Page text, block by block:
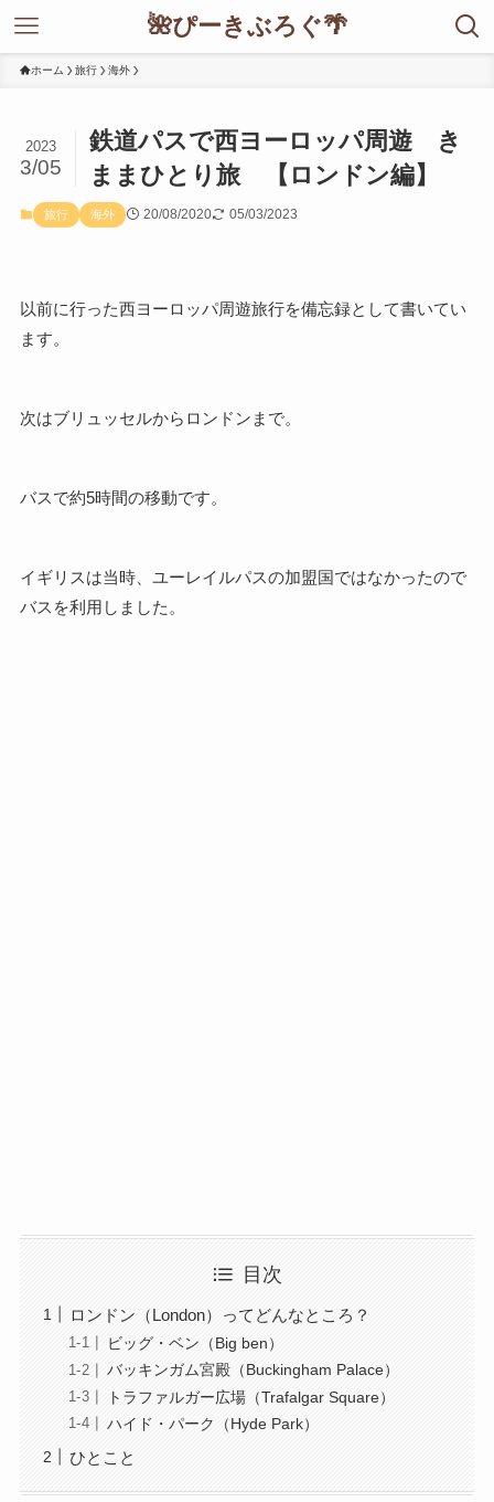
🌺ぴーきぶろぐ🌴
ホーム 旅行 海外
鉄道パスで西ヨーロッパ周遊 き
ままひとり旅 【ロンドン編】
2023
3/05
旅行 海外 20/08/2020 05/03/2023
以前に行った西ヨーロッパ周遊旅行を備忘録として書いてい
ます。
次はブリュッセルからロンドンまで。
バスで約5時間の移動です。
イギリスは当時、ユーレイルパスの加盟国ではなかったので
バスを利用しました。
目次
ロンドン（London）ってどんなところ？
ビッグ・ベン（Big ben）
バッキンガム宮殿（Buckingham Palace）
トラファルガー広場（Trafalgar Square）
ハイド・パーク（Hyde Park）
ひとこと